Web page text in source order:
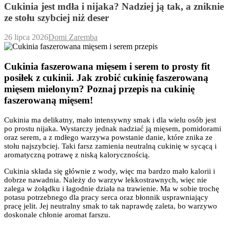
Cukinia jest mdła i nijaka? Nadziej ją tak, a zniknie
ze stołu szybciej niż deser
26 lipca 2026Domi Zaremba
Cukinia faszerowana mięsem i serem to prosty fit
posiłek z cukinii. Jak zrobić cukinię faszerowaną
mięsem mielonym? Poznaj przepis na cukinię
faszerowaną mięsem!
Cukinia ma delikatny, mało intensywny smak i dla wielu osób jest
po prostu nijaka. Wystarczy jednak nadziać ją mięsem, pomidorami
oraz serem, a z mdłego warzywa powstanie danie, które znika ze
stołu najszybciej. Taki farsz zamienia neutralną cukinię w sycącą i
aromatyczną potrawę z niską kalorycznością.
Cukinia składa się głównie z wody, więc ma bardzo mało kalorii i
dobrze nawadnia. Należy do warzyw lekkostrawnych, więc nie
zalega w żołądku i łagodnie działa na trawienie. Ma w sobie trochę
potasu potrzebnego dla pracy serca oraz błonnik usprawniający
pracę jelit. Jej neutralny smak to tak naprawdę zaleta, bo warzywo
doskonale chłonie aromat farszu.